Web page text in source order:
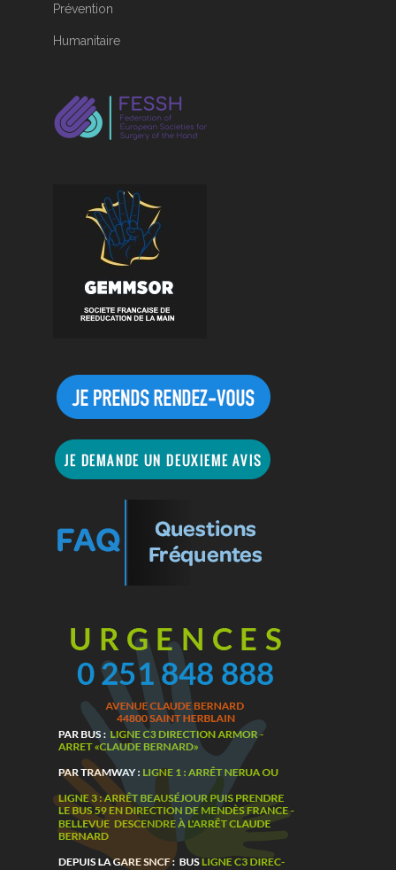
Prévention
Humanitaire